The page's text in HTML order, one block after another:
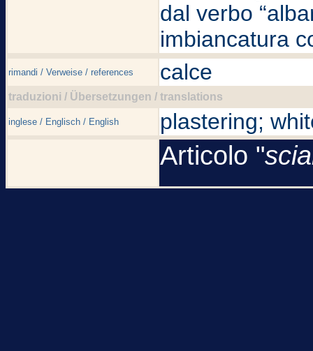
dal verbo
imbiancatura
rimandi / Verweise / references calce
traduzioni / Übersetzungen / translations
inglese / Englisch / English plastering;
Articolo "